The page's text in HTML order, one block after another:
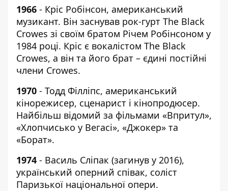
1966 - Кріс Робінсон, американський
музикант. Він заснував рок-гурт The Black
Crowes зі своїм братом Річем Робінсоном у
1984 році. Кріс є вокалістом The Black
Crowes, а він та його брат – єдині постійні
члени Crowes.
1970 - Тодд Філліпс, американський
кінорежисер, сценарист і кінопродюсер.
Найбільш відомий за фільмами «Впритул»,
«Хлопчисько у Вегасі», «Джокер» та
«Борат».
1974 - Василь Сліпак (загинув у 2016),
український оперний співак, соліст
Паризької національної опери.